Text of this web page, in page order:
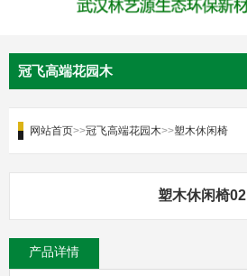
冠飞高端花园木
网站首页>>冠飞高端花园木>>塑木休闲椅
塑木休闲椅02
产品详情